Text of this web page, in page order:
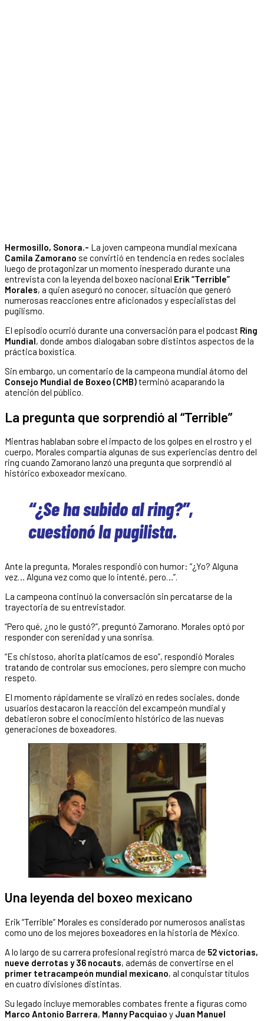
Hermosillo, Sonora.- La joven campeona mundial mexicana
Camila Zamorano se convirtió en tendencia en redes sociales
luego de protagonizar un momento inesperado durante una
entrevista con la leyenda del boxeo nacional Erik “Terrible”
Morales, a quien aseguró no conocer, situación que generó
numerosas reacciones entre aficionados y especialistas del
pugilismo.
El episodio ocurrió durante una conversación para el podcast Ring
Mundial, donde ambos dialogaban sobre distintos aspectos de la
práctica boxística.
Sin embargo, un comentario de la campeona mundial átomo del
Consejo Mundial de Boxeo (CMB)terminó acaparando la
atención del público.
La pregunta que sorprendió al “Terrible”
Mientras hablaban sobre el impacto de los golpes en el rostro y el
cuerpo, Morales compartía algunas de sus experiencias dentro del
ring cuando Zamorano lanzó una pregunta que sorprendió al
histórico exboxeador mexicano.
“¿Se ha subido al ring?”,
cuestionó la pugilista.
Ante la pregunta, Morales respondió con humor: “¿Yo? Alguna
vez… Alguna vez como que lo intenté, pero…”.
La campeona continuó la conversación sin percatarse de la
trayectoria de su entrevistador.
“Pero qué, ¿no le gustó?”, preguntó Zamorano. Morales optó por
responder con serenidad y una sonrisa.
“Es chistoso, ahorita platicamos de eso”, respondió Morales
tratando de controlar sus emociones, pero siempre con mucho
respeto.
El momento rápidamente se viralizó en redes sociales, donde
usuarios destacaron la reacción del excampeón mundial y
debatieron sobre el conocimiento histórico de las nuevas
generaciones de boxeadores.
Una leyenda del boxeo mexicano
Erik “Terrible” Morales es considerado por numerosos analistas
como uno de los mejores boxeadores en la historia de México.
A lo largo de su carrera profesional registró marca de 52 victorias,
nueve derrotas y 36 nocauts, además de convertirse en el
primer tetracampeón mundial mexicano, al conquistar títulos
en cuatro divisiones distintas.
Su legado incluye memorables combates frente a figuras como
Marco Antonio Barrera, Manny Pacquiao y Juan Manuel